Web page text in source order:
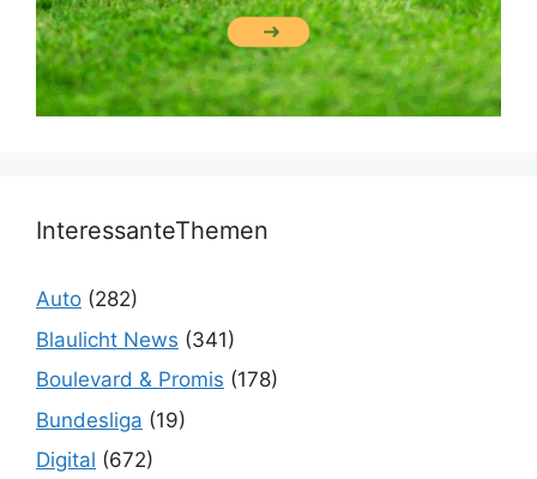
InteressanteThemen
Auto (282)
Blaulicht News (341)
Boulevard & Promis (178)
Bundesliga (19)
Digital (672)